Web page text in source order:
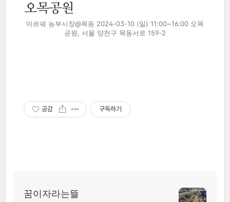
마르쉐 농부시장@목동 2024-03-10 (일) 11:00~16:00 오목
공원, 서울 양천구 목동서로 159-2
공감 구독하기
꿈이자라는뜰